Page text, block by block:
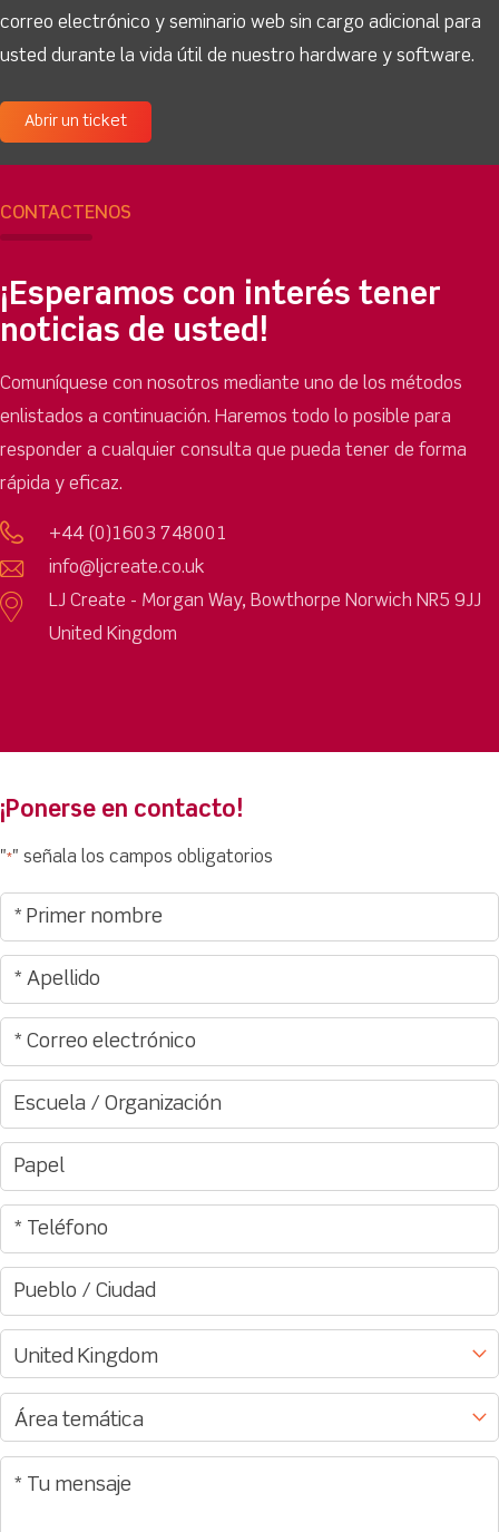
correo electrónico y seminario web sin cargo adicional para
usted durante la vida útil de nuestro hardware y software.
Abrir un ticket
CONTÁCTENOS
¡Esperamos con interés tener
noticias de usted!
Comuníquese con nosotros mediante uno de los métodos
enlistados a continuación. Haremos todo lo posible para
responder a cualquier consulta que pueda tener de forma
rápida y eficaz.
+44 (0)1603 748001
info@ljcreate.co.uk
LJ Create - Morgan Way, Bowthorpe Norwich NR5 9JJ
United Kingdom
¡Ponerse en contacto!
"*" señala los campos obligatorios